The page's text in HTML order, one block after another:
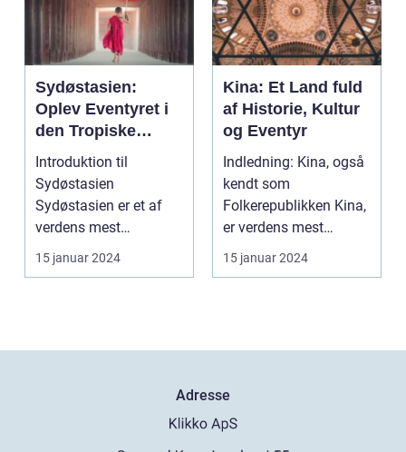
Sydøstasien:
Oplev Eventyret i
den Tropiske
Paradis
Introduktion til
Sydøstasien
Sydøstasien er et af
verdens mest
populære rejsemål, der
tiltrækker eve...
15 januar 2024
Kina: Et Land fuld
af Historie, Kultur
og Eventyr
Indledning: Kina, også
kendt som
Folkerepublikken Kina,
er verdens mest
folkerige land og er
beligg...
15 januar 2024
Adresse